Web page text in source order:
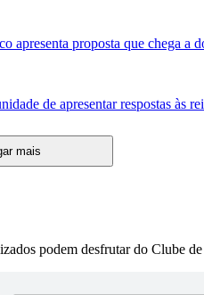
apresenta proposta que chega a
de apresentar respostas às
mais
podem desfrutar do Clube